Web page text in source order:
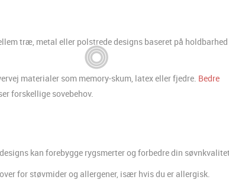
træ, metal eller polstrede designs baseret på
materialer som memory-skum, latex eller fjedre. Bedre
forskellige sovebehov.
kan forebygge rygsmerter og forbedre din
for støvmider og allergener, især hvis du er allergisk.